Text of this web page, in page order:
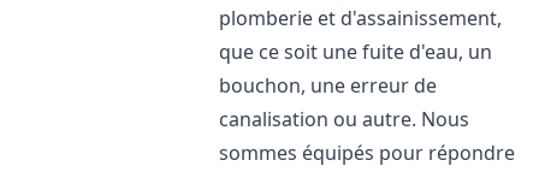
plomberie et d'assainissement,
que ce soit une fuite d'eau, un
bouchon, une erreur de
canalisation ou autre. Nous
sommes équipés pour répondre